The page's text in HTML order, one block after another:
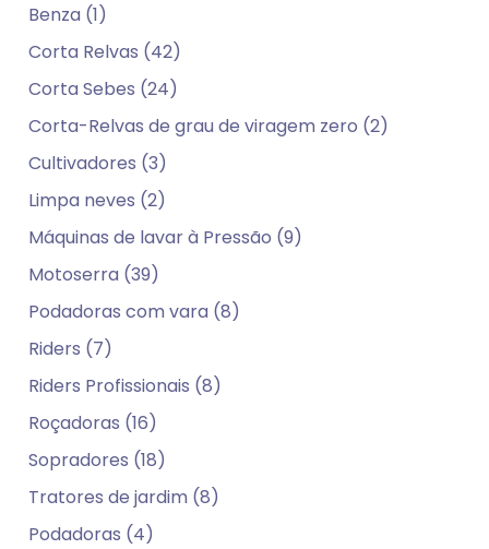
Benza (1)
Corta Relvas (42)
Corta Sebes (24)
Corta-Relvas de grau de viragem zero (2)
Cultivadores (3)
Limpa neves (2)
Máquinas de lavar à Pressão (9)
Motoserra (39)
Podadoras com vara (8)
Riders (7)
Riders Profissionais (8)
Roçadoras (16)
Sopradores (18)
Tratores de jardim (8)
Podadoras (4)